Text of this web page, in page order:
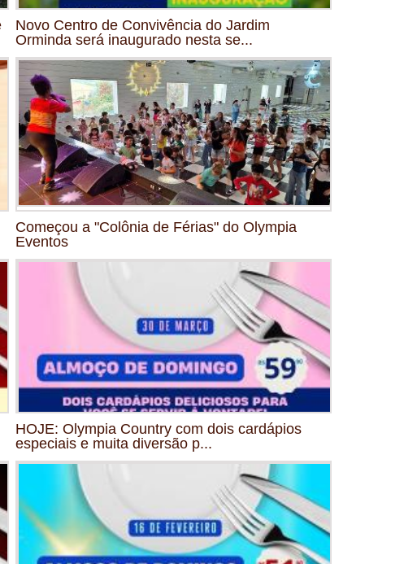
Novo Centro de Convivência do Jardim
Orminda será inaugurado nesta se...
Começou a "Colônia de Férias" do Olympia
Eventos
HOJE: Olympia Country com dois cardápios
especiais e muita diversão p...